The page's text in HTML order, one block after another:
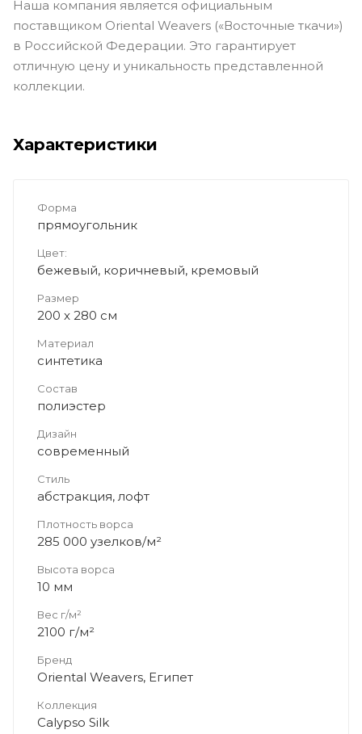
Наша компания является официальным
поставщиком Oriental Weavers («Восточные ткачи»)
в Российской Федерации. Это гарантирует
отличную цену и уникальность представленной
коллекции.
Характеристики
Форма
прямоугольник
Цвет:
бежевый, коричневый, кремовый
Размер
200 x 280 см
Материал
синтетика
Состав
полиэстер
Дизайн
современный
Стиль
абстракция, лофт
Плотность ворса
285 000 узелков/м²
Высота ворса
10 мм
Вес г/м²
2100 г/м²
Бренд
Oriental Weavers, Египет
Коллекция
Calypso Silk